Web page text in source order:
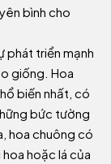
bình cho
phát triển mạnh
giống. Hoa
biến nhất, có
bức tường
hoa chuông có
hoặc lá của